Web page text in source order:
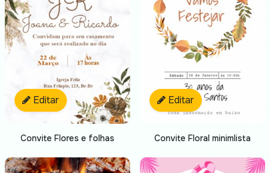
Editar
Convite Flores e folhas
Editar
Convite Floral minimlista